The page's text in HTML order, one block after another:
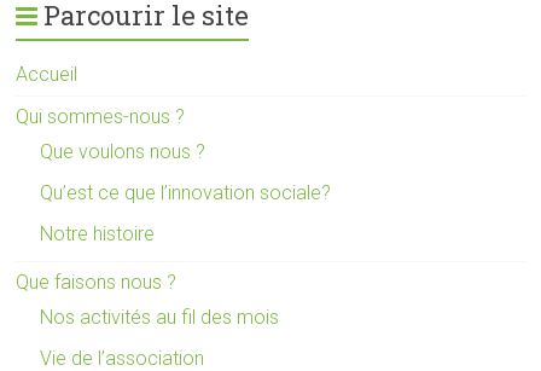
Parcourir le site
Accueil
Qui sommes-nous ?
Que voulons nous ?
Qu’est ce que l’innovation sociale?
Notre histoire
Que faisons nous ?
Nos activités au fil des mois
Vie de l’association